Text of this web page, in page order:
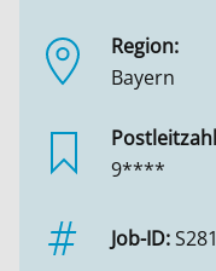
Region:
Bayern
9****
Job-ID: